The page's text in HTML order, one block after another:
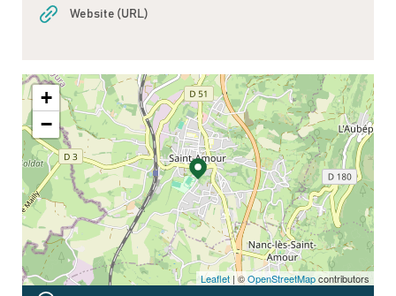
Website (URL)
+
−
Leaflet | ©OpenStreetMapcontributors